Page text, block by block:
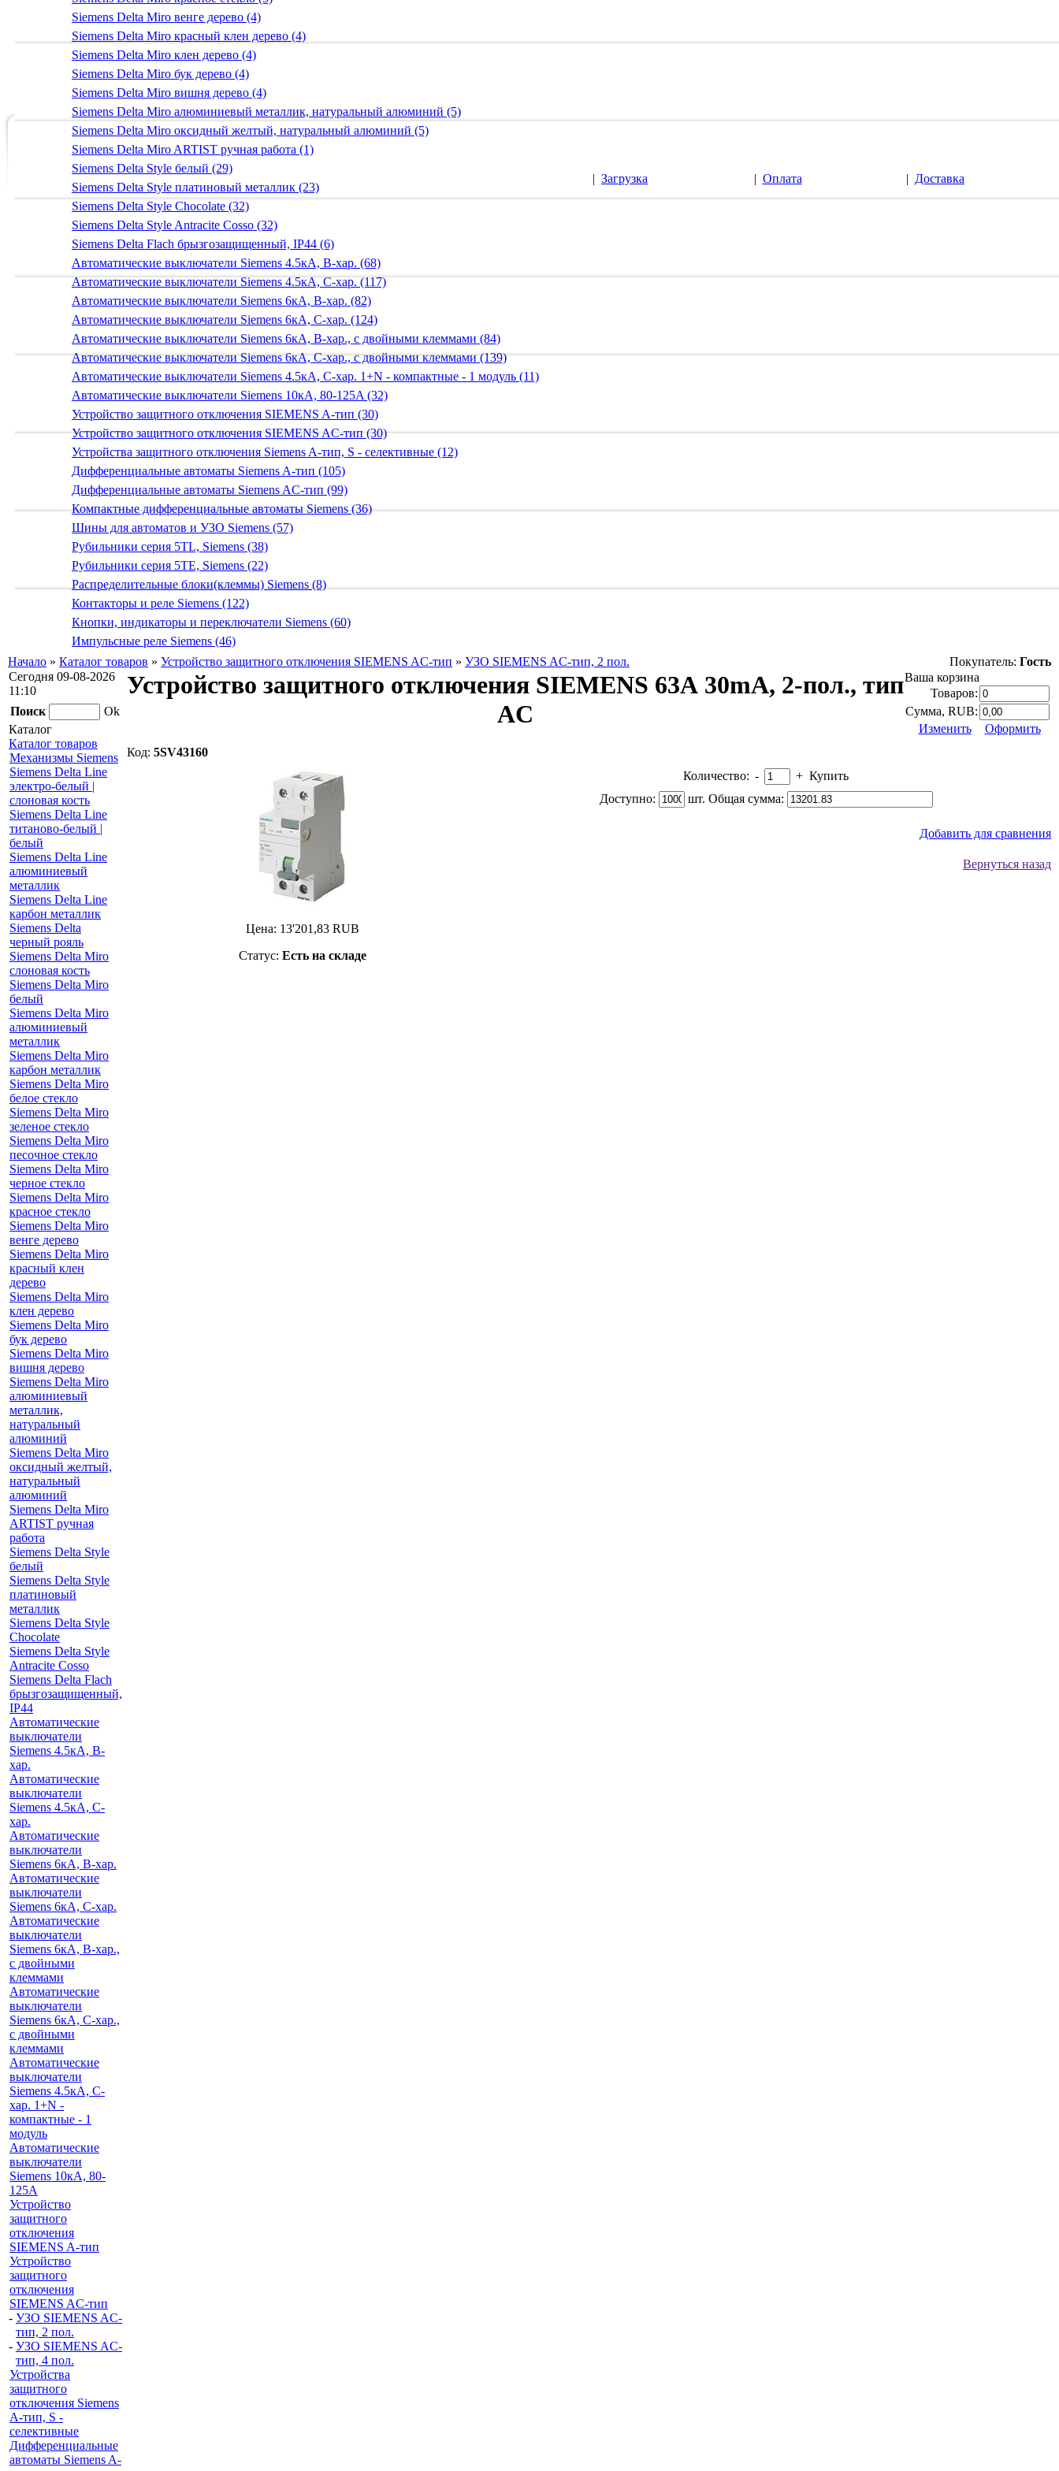
Siemens Delta Miro венге дерево (4)
Siemens Delta Miro красный клен дерево (4)
Siemens Delta Miro клен дерево (4)
Siemens Delta Miro бук дерево (4)
Siemens Delta Miro вишня дерево (4)
Siemens Delta Miro алюминиевый металлик, натуральный алюминий (5)
Siemens Delta Miro оксидный желтый, натуральный алюминий (5)
Siemens Delta Miro ARTIST ручная работа (1)
Siemens Delta Style белый (29)
Siemens Delta Style платиновый металлик (23)
Siemens Delta Style Chocolate (32)
Siemens Delta Style Antracite Cosso (32)
Siemens Delta Flach брызгозащищенный, IP44 (6)
Автоматические выключатели Siemens 4.5кА, B-хар. (68)
Автоматические выключатели Siemens 4.5кА, C-хар. (117)
Автоматические выключатели Siemens 6кА, B-хар. (82)
Автоматические выключатели Siemens 6кА, С-хар. (124)
Автоматические выключатели Siemens 6кА, B-хар., с двойными клеммами (84)
Автоматические выключатели Siemens 6кА, C-хар., с двойными клеммами (139)
Автоматические выключатели Siemens 4.5кА, C-хар. 1+N - компактные - 1 модуль (11)
Автоматические выключатели Siemens 10кА, 80-125A (32)
Устройство защитного отключения SIEMENS A-тип (30)
Устройство защитного отключения SIEMENS AС-тип (30)
Устройства защитного отключения Siemens A-тип, S - селективные (12)
Дифференциальные автоматы Siemens A-тип (105)
Дифференциальные автоматы Siemens AС-тип (99)
Компактные дифференциальные автоматы Siemens (36)
Шины для автоматов и УЗО Siemens (57)
Рубильники серия 5TL, Siemens (38)
Рубильники серия 5TE, Siemens (22)
Распределительные блоки(клеммы) Siemens (8)
Контакторы и реле Siemens (122)
Кнопки, индикаторы и переключатели Siemens (60)
Импульсные реле Siemens (46)
| Загрузка | Оплата | Доставка
Начало » Каталог товаров » Устройство защитного отключения SIEMENS AС-тип » УЗО SIEMENS AС-тип, 2 пол. Покупатель: Гость
Сегодня 09-08-2026
11:10
Поиск
Ok
Каталог
Каталог товаров
Механизмы Siemens
Siemens Delta Line
электро-белый |
слоновая кость
Siemens Delta Line
титаново-белый |
белый
Siemens Delta Line
алюминиевый
металлик
Siemens Delta Line
карбон металлик
Siemens Delta
черный рояль
Siemens Delta Miro
слоновая кость
Siemens Delta Miro
белый
Siemens Delta Miro
алюминиевый
металлик
Siemens Delta Miro
карбон металлик
Siemens Delta Miro
белое стекло
Siemens Delta Miro
зеленое стекло
Siemens Delta Miro
песочное стекло
Siemens Delta Miro
черное стекло
Siemens Delta Miro
красное стекло
Siemens Delta Miro
венге дерево
Siemens Delta Miro
красный клен
дерево
Siemens Delta Miro
клен дерево
Siemens Delta Miro
бук дерево
Siemens Delta Miro
вишня дерево
Siemens Delta Miro
алюминиевый
металлик,
натуральный
алюминий
Siemens Delta Miro
оксидный желтый,
натуральный
алюминий
Siemens Delta Miro
ARTIST ручная
работа
Siemens Delta Style
белый
Siemens Delta Style
платиновый
металлик
Siemens Delta Style
Chocolate
Siemens Delta Style
Antracite Cosso
Siemens Delta Flach
брызгозащищенный,
IP44
Автоматические
выключатели
Siemens 4.5кА, B-
хар.
Автоматические
выключатели
Siemens 4.5кА, C-
хар.
Автоматические
выключатели
Siemens 6кА, B-хар.
Автоматические
выключатели
Siemens 6кА, С-хар.
Автоматические
выключатели
Siemens 6кА, B-хар.,
с двойными
клеммами
Автоматические
выключатели
Siemens 6кА, C-хар.,
с двойными
клеммами
Автоматические
выключатели
Siemens 4.5кА, C-
хар. 1+N -
компактные - 1
модуль
Автоматические
выключатели
Siemens 10кА, 80-
125A
Устройство
защитного
отключения
SIEMENS A-тип
Устройство
защитного
отключения
SIEMENS AС-тип
- УЗО SIEMENS AС-
тип, 2 пол.
- УЗО SIEMENS AС-
тип, 4 пол.
Устройства
защитного
отключения Siemens
A-тип, S -
селективные
Дифференциальные
автоматы Siemens A-
Устройство защитного отключения SIEMENS 63А 30mA, 2-пол., тип
AC
Код: 5SV43160
Ваша корзина
Товаров:
Сумма, RUB:
Изменить
Оформить
Цена: 13'201,83RUB
Статус: Есть на складе
Количество: - + Купить
Доступно:
шт. Общая сумма:
Добавить для сравнения
Вернуться назад